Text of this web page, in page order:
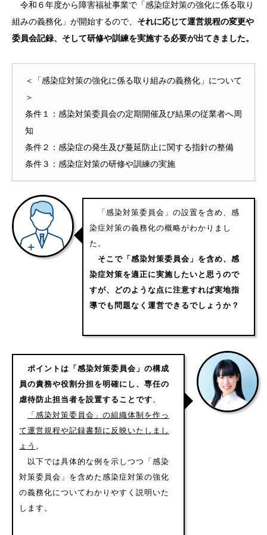
令和６年度から障害福祉事業で「感染症対策の強化に係る取り
組みの義務化」が開始するので、 それに応じて運営規程の変更や
委員会記録、そして研修や訓練を実施する必要が出てきました。
＜「感染症対策の強化に係る取り組みの義務化」について
＞
条件１：感染対策委員会の定期開催及び結果の従業者へ周
知
条件２：感染症の発生及び蔓延防止に関する指針の整備
条件３：感染症対策の研修や訓練の実施
「感染対策委員会」の設置を含め、感
染症対策の義務化の概略がわかりまし
た。
そこで「感染対策委員会」を含め、感
染症対策を適正に実施したいと思うので
すが、どのような点に注意すれば実地指
導でも問題なく運営できるでしょうか？
ポイントは「感染対策委員会」の構成
員の責務や役割分担を明確にし、専任の
虐待防止担当者を設置することです。
「感染対策委員会」の組織体制を作っ
て運営規程や記録書類に反映いたしまし
ょう 。
以下では具体的な例を示しつつ「感染
対策委員会」を含めた感染症対策の強化
の義務化についてわかりやすく説明いた
します。